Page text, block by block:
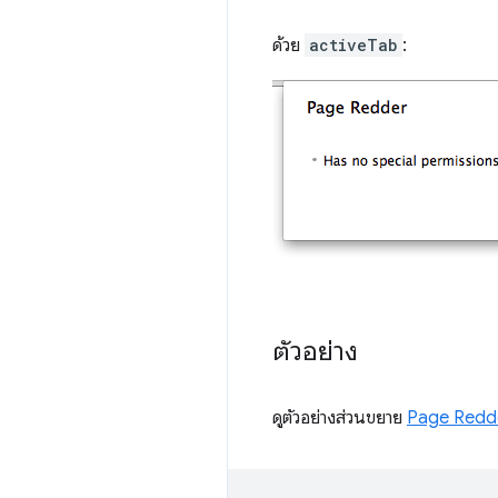
ด้วย activeTab :
ตัวอย่าง
ดูตัวอย่างส่วนขยาย Page